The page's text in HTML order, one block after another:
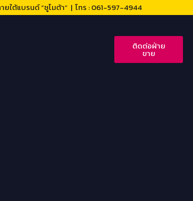
ต้แบรนด์ “ซูโมต้า” | โทร : 061-597-4944
ติดต่อฝ่าย
ขาย